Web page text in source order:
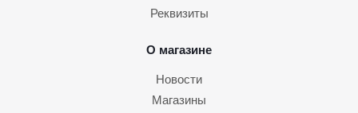
Реквизиты
О магазине
Новости
Магазины